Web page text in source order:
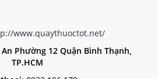
0933 196 179